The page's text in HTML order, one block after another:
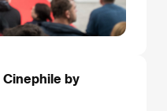
by